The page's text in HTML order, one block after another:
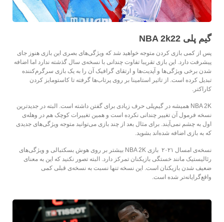
گیم پلی NBA 2k22
پس از کمی بازی کردن متوجه خواهید شد که ویژگی‌های بصری این بازی هنوز جای
پیشرفت دارد. این بازی تقریبا تفاوت چندانی با نسخه‌ی سال گذشته ندارد اما اضافه
شدن برخی ویژگی‌ها و آپدیت‌ها و ارتقای گرافیک آن را به یک بازی سرگرم‌کننده
تبدیل کرده است. از تاثیر استامینا بر روی پرتاب‌ها گرفته تا کاستومایز کردن
کاراکتر.
NBA 2K همیشه در گیم‌پلی حرف زیادی برای گفتن داشته است. البته در جدیدترین
نسخه فرمول آن تغییر چندانی نکرده است و همین تغییرات کوچک هم در وهله‌ی
اول به چشم نمی‌آیند. برای مثال بعد از چند بازی می‌توانید متوجه ویژگی‌های جدیدی
که به بازی اضافه شده‌اند بشوید.
نسخه‌ی امسال ۲۰۲۱ بازی NBA 2K بیشتر بر روی هوش بسکتبالی و ویژگی‌های
رئالیستیک مانند خستگی بازیکنان تمرکز دارد. البته تصور نکنید که این به معنای
ضعیف‌ شدن بازیکنان است. این نسخه تنها نسبت به نسخه‌ی قبلی کمی
واقع‌گرایانه‌تر شده است.